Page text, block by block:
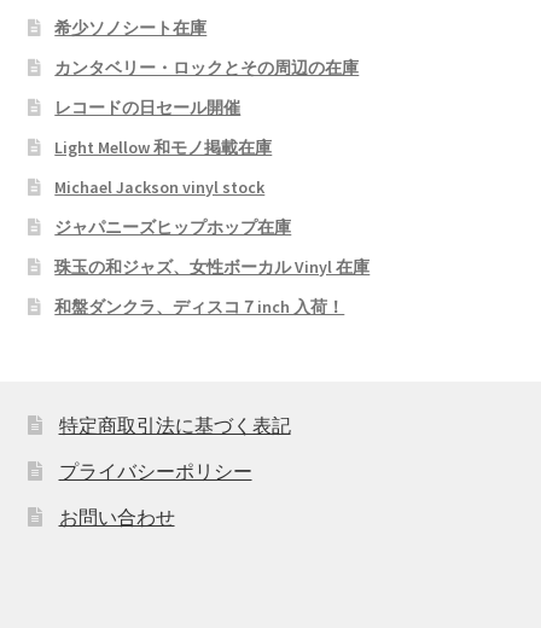
希少ソノシート在庫
カンタベリー・ロックとその周辺の在庫
レコードの日セール開催
Light Mellow 和モノ掲載在庫
Michael Jackson vinyl stock
ジャパニーズヒップホップ在庫
珠玉の和ジャズ、女性ボーカル Vinyl 在庫
和盤ダンクラ、ディスコ７inch 入荷！
特定商取引法に基づく表記
プライバシーポリシー
お問い合わせ